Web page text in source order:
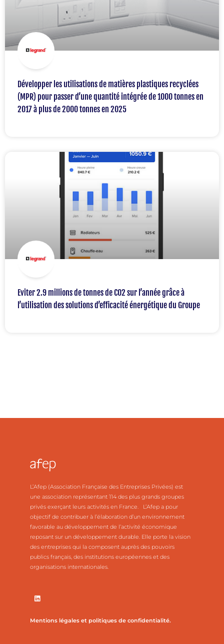
Développer les utilisations de matières plastiques recyclées
(MPR) pour passer d’une quantité intégrée de 1000 tonnes en
2017 à plus de 2000 tonnes en 2025
Eviter 2.9 millions de tonnes de C02 sur l’année grâce à
l’utilisation des solutions d’efficacité énergétique du Groupe
L’Afep (Association Française des Entreprises Privées) est
une association représentant 114 des plus grands groupes
privés exerçant leurs activités en France. L’Afep a pour
objectif de contribuer à l’élaboration d’un environnement
favorable au développement de l’activité économique
reposant sur un développement durable. Elle porte la vision
des entreprises qui la composent auprès des pouvoirs
publics français, des institutions européennes et des
organisations internationales.
Mentions légales et politiques de confidentialité.